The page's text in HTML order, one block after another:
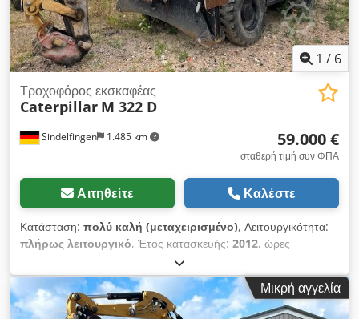
1 / 6
Sindelfingen 1.485 km
Τροχοφόρος εκσκαφέας
Caterpillar M 322 D
59.000 €
σταθερή τιμή συν ΦΠΑ
Αιτηθείτε Καλέστε
Κατάσταση: πολύ καλή (μεταχειρισμένο), Λειτουργικότητα:
πλήρως λειτουργικό, Έτος κατασκευής: 2012, ώρες
, * 13.300 ώρες * Συνδυασμένη
υποστήριξη (λεπίδα & υποστήριγμα) * Ρυθμιζόμενος βραχίονας
Chodpfowmbtfox Ankja * Ταχυσύνδεσμος Lehnhoff HS 10 *
Βάρος λειτουργίας: 22.000 κιλά * Άριστη κατάσταση
Μικρή αγγελία